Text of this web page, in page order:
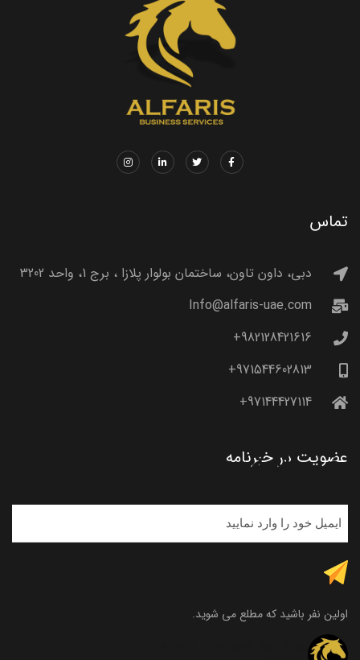
تماس
دبی، داون تاون، ساختمان بولوار پلازا ، برج 1، واحد 3202
Info@alfaris-uae.com
982128421616+
971544602813+
97144427114+
عضویت در خبرنامه
خبرنامه
اولین نفر باشید که مطلع می شوید.